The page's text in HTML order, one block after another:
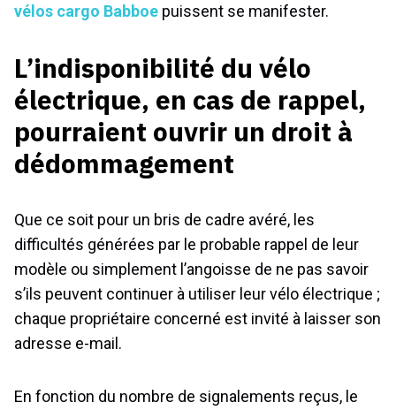
vélos cargo Babboe puissent se manifester.
L’indisponibilité du vélo
électrique, en cas de rappel,
pourraient ouvrir un droit à
dédommagement
Que ce soit pour un bris de cadre avéré, les
difficultés générées par le probable rappel de leur
modèle ou simplement l’angoisse de ne pas savoir
s’ils peuvent continuer à utiliser leur vélo électrique ;
chaque propriétaire concerné est invité à laisser son
adresse e-mail.
En fonction du nombre de signalements reçus, le